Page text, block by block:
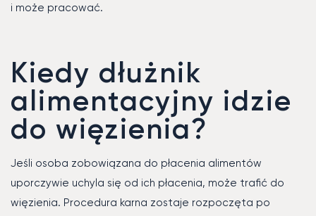
i może pracować.
Kiedy dłużnik
alimentacyjny idzie
do więzienia?
Jeśli osoba zobowiązana do płacenia alimentów
uporczywie uchyla się od ich płacenia, może trafić do
więzienia. Procedura karna zostaje rozpoczęta po